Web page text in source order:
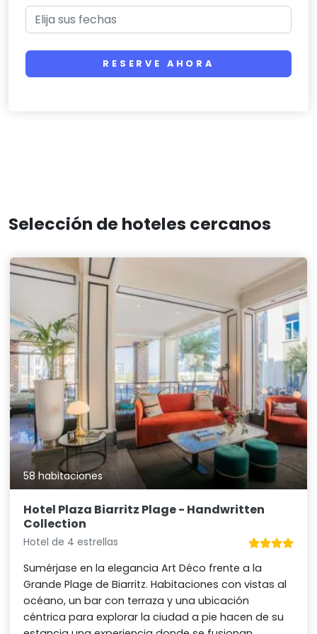
RESERVE AHORA
Selección de hoteles cercanos
58 habitaciones
Hotel Plaza Biarritz Plage - Handwritten
Collection
Hotel de 4 estrellas
Sumérjase en la elegancia Art Déco frente a la
Grande Plage de Biarritz. Habitaciones con vistas al
océano, un bar con terraza y una ubicación
céntrica para explorar la ciudad a pie hacen de su